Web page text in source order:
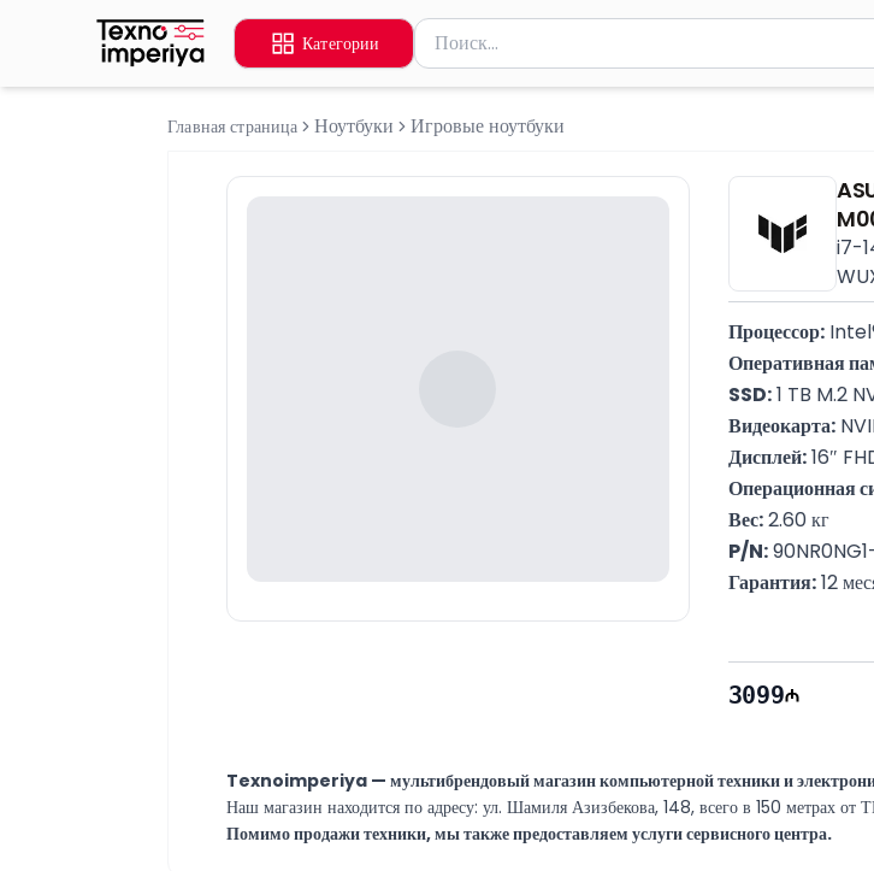
Категории
Поиск товаров
Введите минимум 2 символа для поиска. Нажмите
Главная страница Ноутбуки Игровые ноутбуки
i7-
Процессор:
Оперативная
SSD: 1 TB M.2
Видеокарта:
Дисплей: 16″
Операционная
Вес: 2.60 кг
P/N:
Гарантия: 12
3099
Texnoimperiya — мультибрендовый магазин компьютерной техники и
Наш магазин находится по адресу: ул. Шамиля Азизбекова, 148, всего в 150 метрах от
Помимо продажи техники, мы также предоставляем услуги сервисного центра.